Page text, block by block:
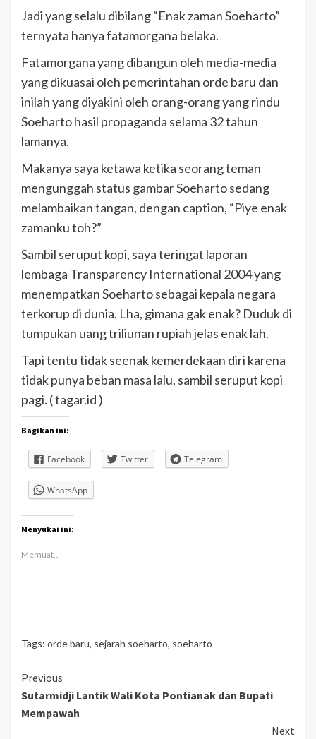
Jadi yang selalu dibilang “Enak zaman Soeharto”
ternyata hanya fatamorgana belaka.
Fatamorgana yang dibangun oleh media-media
yang dikuasai oleh pemerintahan orde baru dan
inilah yang diyakini oleh orang-orang yang rindu
Soeharto hasil propaganda selama 32 tahun
lamanya.
Makanya saya ketawa ketika seorang teman
mengunggah status gambar Soeharto sedang
melambaikan tangan, dengan caption, “Piye enak
zamanku toh?”
Sambil seruput kopi, saya teringat laporan
lembaga Transparency International 2004 yang
menempatkan Soeharto sebagai kepala negara
terkorup di dunia. Lha, gimana gak enak? Duduk di
tumpukan uang triliunan rupiah jelas enak lah.
Tapi tentu tidak seenak kemerdekaan diri karena
tidak punya beban masa lalu, sambil seruput kopi
pagi. ( tagar.id )
Bagikan ini:
Facebook Twitter Telegram
WhatsApp
Menyukai ini:
Memuat...
Tags: orde baru, sejarah soeharto, soeharto
Continue
Reading
Previous
Sutarmidji Lantik Wali Kota Pontianak dan Bupati
Mempawah
Next